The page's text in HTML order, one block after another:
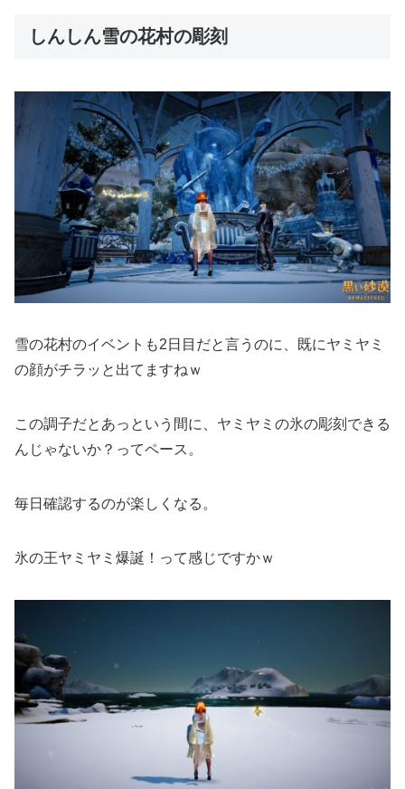
しんしん雪の花村の彫刻
雪の花村のイベントも2日目だと言うのに、既にヤミヤミ
の顔がチラッと出てますねｗ
この調子だとあっという間に、ヤミヤミの氷の彫刻できる
んじゃないか？ってペース。
毎日確認するのが楽しくなる。
氷の王ヤミヤミ爆誕！って感じですかｗ